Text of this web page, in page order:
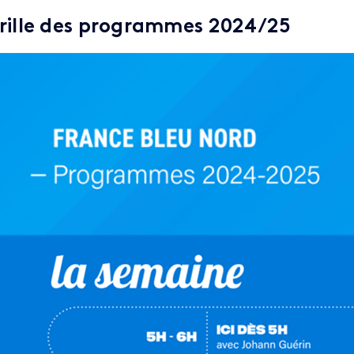
des programmes 2024/25